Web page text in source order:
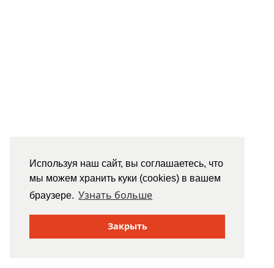
Используя наш сайт, вы соглашаетесь, что
мы можем хранить куки (cookies) в вашем
браузере. Узнать больше
Закрыть